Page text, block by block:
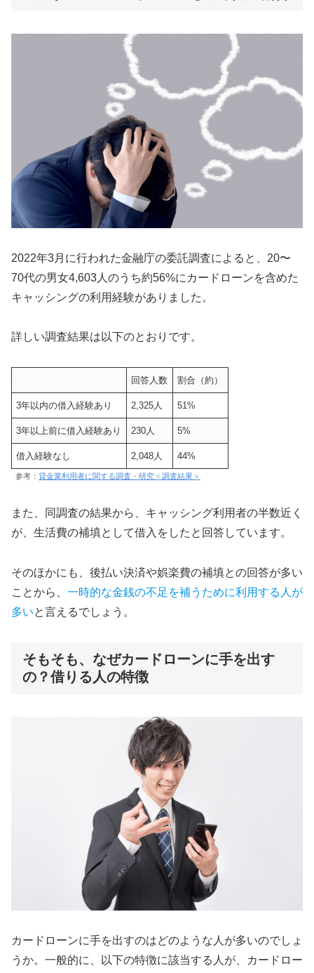
2022年3月に行われた金融庁の委託調査によると、20〜
70代の男女4,603人のうち約56%にカードローンを含めた
キャッシングの利用経験がありました。
詳しい調査結果は以下のとおりです。
回答人数 割合（約）
3年以内の借入経験あり 2,325人 51%
3年以上前に借入経験あり 230人 5%
借入経験なし 2,048人 44%
参考： 貸金業利用者に関する調査・研究＜調査結果＞
また、同調査の結果から、キャッシング利用者の半数近く
が、生活費の補填として借入をしたと回答しています。
そのほかにも、後払い決済や娯楽費の補填との回答が多い
ことから、 一時的な金銭の不足を補うために利用する人が
多いと言えるでしょう。
そもそも、なぜカードローンに手を出す
の？借りる人の特徴
カードローンに手を出すのはどのような人が多いのでしょ
うか。一般的に、以下の特徴に該当する人が、カードロー